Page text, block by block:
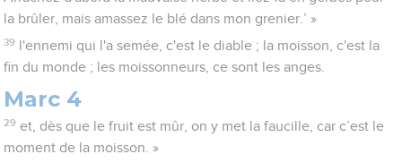
la brûler, mais amassez le blé dans mon grenier.’ »
39
l'ennemi qui l'a semée, c'est le diable ; la moisson, c'est la
fin du monde ; les moissonneurs, ce sont les anges.
Marc 4
29 et, dès que le fruit est mûr, on y met la faucille, car c’est le
moment de la moisson. »